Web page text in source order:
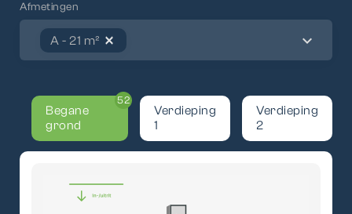
Afmetingen
A - 21 m² close expand_more
Begane
grond
52
Verdieping
1
Verdieping
2